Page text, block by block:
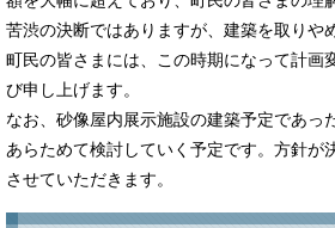
苦渋の決断ではありますが、建築を取りや
町民の皆さまには、この時期になって計画
び申し上げます。
なお、砂像屋内展示施設の建築予定であっ
あらためて検討していく予定です。方針が
させていただきます。